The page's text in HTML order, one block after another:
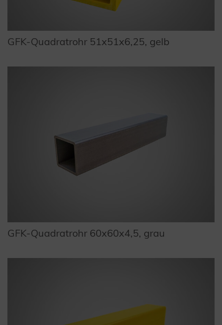
GFK-Quadratrohr 51x51x6,25, gelb
GFK-Quadratrohr 60x60x4,5, grau